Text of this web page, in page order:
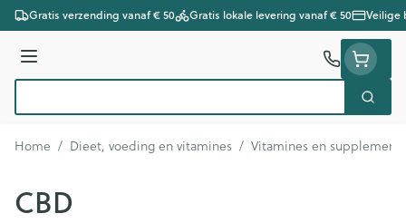
Ga naar de inhoud
Gratis verzending vanaf € 50 Gratis lokale levering vanaf € 50 Veilige
Menu
Zoek
Home / Dieet, voeding en vitamines / Vitamines en
CBD